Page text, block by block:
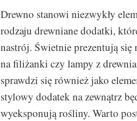
Drewno stanowi niezwykły
rodzaju drewniane dodatki,
nastrój. Świetnie prezentują się
na filiżanki czy lampy z
sprawdzi się również jako
stylowy dodatek na zewnątrz
wyeksponują rośliny. Warto